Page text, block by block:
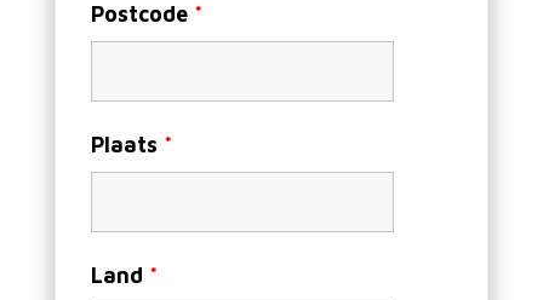
Postcode *
Plaats *
Land *